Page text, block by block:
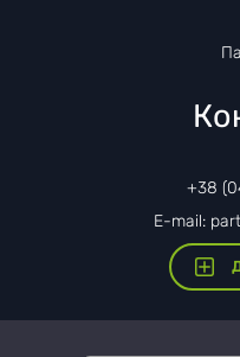
+38
E-mail: